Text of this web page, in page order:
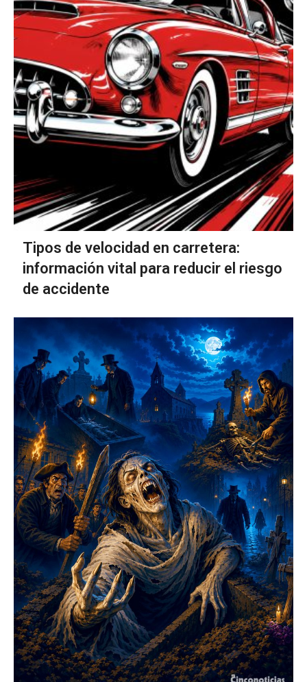
Tipos de velocidad en carretera:
información vital para reducir el riesgo
de accidente